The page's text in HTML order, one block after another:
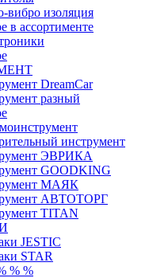
изоляция
в ассортименте
DreamCar
разный
инструмент
ЭВРИКА
GOODKING
МАЯК
АВТОТОРГ
TITAN
JESTIC
STAR
% %